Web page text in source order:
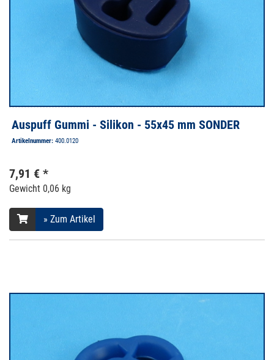
einwirken, sind dann einfach zu viel für das durch Hitze
geschwächte Gummi und es reißt.
Auspuff Gummi - Silikon - 55x45 mm SONDER
Artikelnummer: 400.0120
7,91 € *
Gewicht 0,06 kg
» Zum Artikel